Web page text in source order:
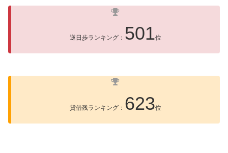
逆日歩ランキング： 501位
貸借残ランキング： 623位